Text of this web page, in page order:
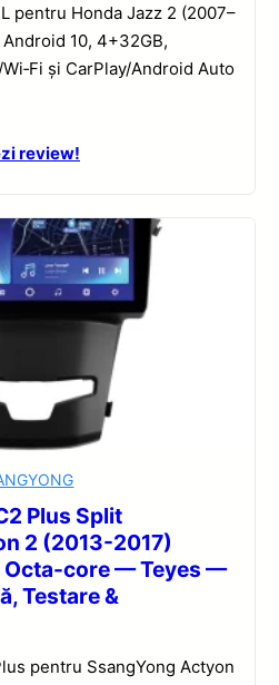
pentru Honda Jazz 2 (2007–
Android 10, 4+32GB,
și CarPlay/Android Auto
review!
Plus Split
2 (2013-2017)
Octa-core — Teyes —
Testare &
pentru SsangYong Actyon